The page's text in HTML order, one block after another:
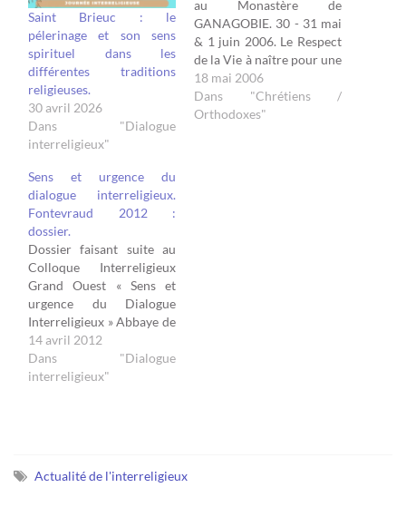
Saint Brieuc : le
pélerinage et son sens
spirituel dans les
différentes traditions
religieuses.
30 avril 2026
Dans "Dialogue
interreligieux"
au Monastère de
GANAGOBIE. 30 - 31 mai
& 1 juin 2006. Le Respect
de la Vie à naître pour une
Culture de la Paix Matin
et après-midi, il y aura des
interventions de 20
18 mai 2006
Dans "Chrétiens /
Orthodoxes"
Sens et urgence du
dialogue interreligieux.
Fontevraud 2012 :
dossier.
Dossier faisant suite au
Colloque Interreligieux
Grand Ouest « Sens et
urgence du Dialogue
Interreligieux » Abbaye de
Fontevraud – Dimanche
25 Mars 2012 -
Programme. -
Président de Tibhirine,
14 avril 2012
Dans "Dialogue
interreligieux"
Actualité de l'interreligieux